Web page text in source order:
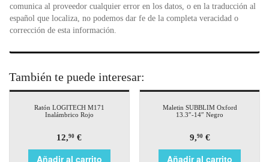
comunica al proveedor cualquier error en los datos, o en la traducción al
español que localiza, no podemos dar fe de la completa veracidad o
corrección de esta información.
También te puede interesar:
Ratón LOGITECH M171
Inalámbrico Rojo
12,90 €
Añadir al carrito
Maletin SUBBLIM Oxford
13.3″-14″ Negro
9,90€
Añadir al carrito